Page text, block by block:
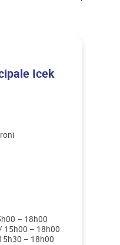
Icek
– 18h00
15h00 – 18h00
– 18h00